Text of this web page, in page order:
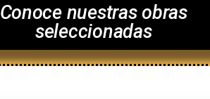
Conoce nuestras obras
seleccionadas